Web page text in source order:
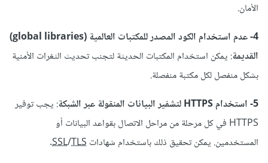
الأمان.
4- عدم استخدام الكود المصدر للمكتبات العالمية (global libraries)
القديمة: يمكن استخدام المكتبات الحديثة لتجنب تحديث الثغرات الأمنية
بشكل منفصل لكل مكتبة منفصلة.
5- استخدام HTTPS لتشفير البيانات المنقولة عبر الشبكة
: يجب توفير
HTTPS في كل مرحلة من مراحل الاتصال بقواعد البيانات أو
المستخدمين. يمكن تحقيق ذلك باستخدام شهادات
SSL/TLS
.